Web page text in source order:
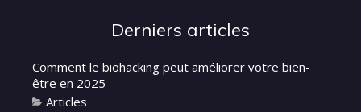
Derniers articles
Comment le biohacking peut améliorer votre bien-
être en 2025
Articles